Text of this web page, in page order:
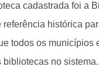
cadastrada foi a
referência histórica
todos os municípios
bibliotecas no sistema.